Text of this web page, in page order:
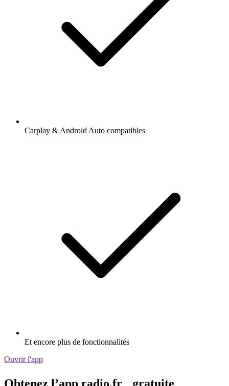
Carplay & Android Auto compatibles
Et encore plus de fonctionnalités
Ouvrir l'app